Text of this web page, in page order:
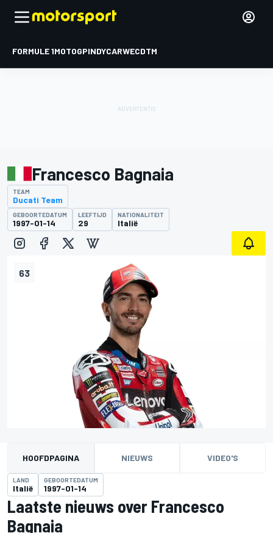
FORMULE 1MOTOGPINDYCARWECDTM
63
Francesco Bagnaia
TEAM
Ducati Team
GEBOORTEDATUM
1997-01-14
LEEFTIJD
29
NATIONALITEIT
Italië
HOOFDPAGINA NIEUWS VIDEO'S
LAND
Italië
GEBOORTEDATUM
1997-01-14
Laatste nieuws over Francesco
Bagnaia